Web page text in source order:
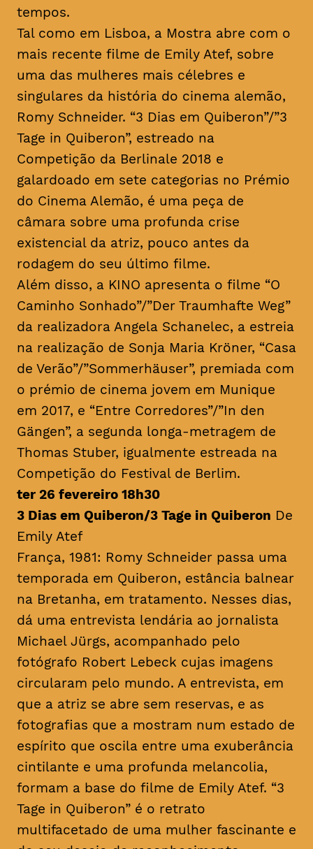
tempos.
Tal como em Lisboa, a Mostra abre com o
mais recente filme de Emily Atef, sobre
uma das mulheres mais célebres e
singulares da história do cinema alemão,
Romy Schneider. “3 Dias em Quiberon”/”3
Tage in Quiberon”, estreado na
Competição da Berlinale 2018 e
galardoado em sete categorias no Prémio
do Cinema Alemão, é uma peça de
câmara sobre uma profunda crise
existencial da atriz, pouco antes da
rodagem do seu último filme.
Além disso, a KINO apresenta o filme “O
Caminho Sonhado”/”Der Traumhafte Weg”
da realizadora Angela Schanelec, a estreia
na realização de Sonja Maria Kröner, “Casa
de Verão”/”Sommerhäuser”, premiada com
o prémio de cinema jovem em Munique
em 2017, e “Entre Corredores”/”In den
Gängen”, a segunda longa-metragem de
Thomas Stuber, igualmente estreada na
Competição do Festival de Berlim.
ter 26 fevereiro 18h30
3 Dias em Quiberon/3 Tage in Quiberon De
Emily Atef
França, 1981: Romy Schneider passa uma
temporada em Quiberon, estância balnear
na Bretanha, em tratamento. Nesses dias,
dá uma entrevista lendária ao jornalista
Michael Jürgs, acompanhado pelo
fotógrafo Robert Lebeck cujas imagens
circularam pelo mundo. A entrevista, em
que a atriz se abre sem reservas, e as
fotografias que a mostram num estado de
espírito que oscila entre uma exuberância
cintilante e uma profunda melancolia,
formam a base do filme de Emily Atef. “3
Tage in Quiberon” é o retrato
multifacetado de uma mulher fascinante e